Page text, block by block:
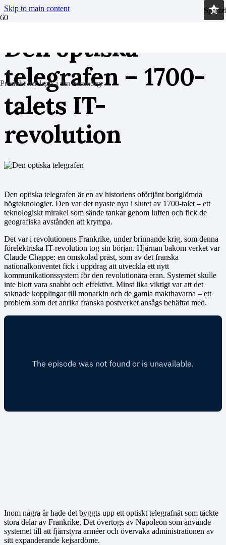
Skip to main content
Produkthar lagts i din varukorg.
Den optiska
telegrafen – 1700-
talets IT-
revolution
Den optiska telegrafen är en av historiens oförtjänt bortglömda
högteknologier. Den var det nyaste nya i slutet av 1700-talet – ett
teknologiskt mirakel som sände tankar genom luften och fick de
geografiska avstånden att krympa.
Det var i revolutionens Frankrike, under brinnande krig, som denna
förelektriska IT-revolution tog sin början. Hjärnan bakom verket var
Claude Chappe: en omskolad präst, som av det franska
nationalkonventet fick i uppdrag att utveckla ett nytt
kommunikationssystem för den revolutionära eran. Systemet skulle
inte blott vara snabbt och effektivt. Minst lika viktigt var att det
saknade kopplingar till monarkin och de gamla makthavarna – ett
problem som det anrika franska postverket ansågs behäftat med.
Inom några år hade det byggts upp ett optiskt telegrafnät som täckte
stora delar av Frankrike. Det övertogs av Napoleon som använde
systemet till att fjärrstyra arméer och övervaka administrationen av
sitt expanderande kejsardöme.
Sparad